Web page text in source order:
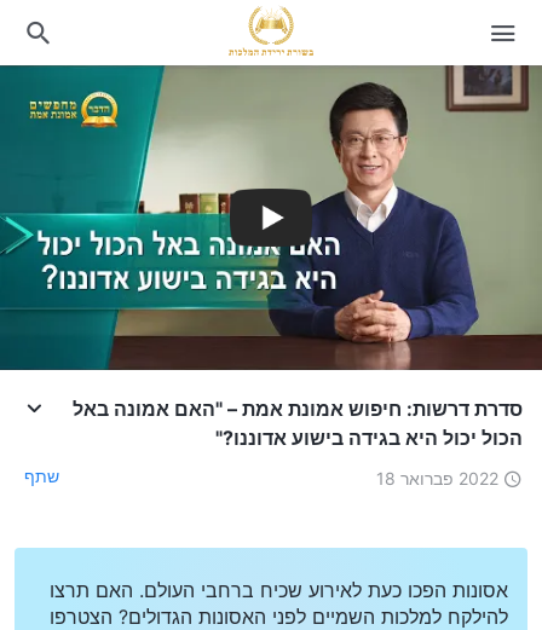
סדרת דרשות: חיפוש אמונת אמת – "האם אמונה באל
הכול יכול היא בגידה בישוע אדוננו?"
2022 פברואר 18 שתף
אסונות הפכו כעת לאירוע שכיח ברחבי העולם. האם תרצו
להילקח למלכות השמיים לפני האסונות הגדולים? הצטרפו